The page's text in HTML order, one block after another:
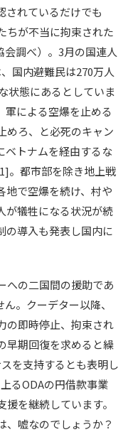
されているだけでも
ちが不当に拘束された
会調べ）。3月の国連人
国内避難民は270万人
状態にあるとしていま
軍による空爆を止める
めろ、と必死のキャン
ベトナムを経由するな
。都市部を除き地上戦
地で空爆を続け、村や
が犠牲になる状況が続
の導入も発表し国内に
への二国間の援助であ
。クーデター以降、
の即時停止、拘束され
早期回復を求めると繰
を支持するとも表明し
るODAの円借款事業
を継続しています。
、嘘なのでしょうか？